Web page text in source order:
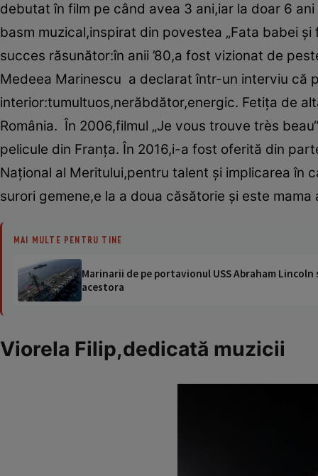
debutat în film pe când avea 3 ani,iar la doar 6
basm muzical,inspirat din povestea „Fata babei
succes răsunător:în anii ’80,a fost vizionat de
Medeea Marinescu a declarat într-un interviu că
interior:tumultuos,nerăbdător,energic. Fetiţa de
România. În 2006,filmul „Je vous trouve très
pelicule din Franţa. În 2016,i-a fost oferită din
Naţional al Meritului,pentru talent şi implicarea în
surori gemene,e la a doua căsătorie şi este mama
MAI MULTE PENTRU TINE
Marinarii de pe portavionul USS Abraham
acestora
Viorela Filip,dedicată muzicii